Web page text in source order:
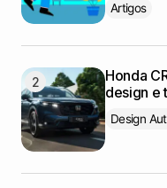
Artigos
Honda
design e
Design